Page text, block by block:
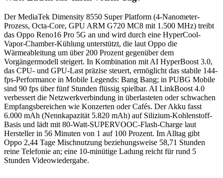
Der MediaTek Dimensity 8550 Super Platform (4-Nanometer-
Prozess, Octa-Core, GPU ARM G720 MC8 mit 1.500 MHz) treibt
das Oppo Reno16 Pro 5G an und wird durch eine HyperCool-
Vapor-Chamber-Kühlung unterstützt, die laut Oppo die
Wärmeableitung um über 200 Prozent gegenüber dem
Vorgängermodell steigert. In Kombination mit AI HyperBoost 3.0,
das CPU- und GPU-Last präzise steuert, ermöglicht das stabile 144-
fps-Performance in Mobile Legends: Bang Bang; in PUBG Mobile
sind 90 fps über fünf Stunden flüssig spielbar. AI LinkBoost 4.0
verbessert die Netzwerkverbindung in überlasteten oder schwachen
Empfangsbereichen wie Konzerten oder Cafés. Der Akku fasst
6.000 mAh (Nennkapazität 5.820 mAh) auf Silizium-Kohlenstoff-
Basis und lädt mit 80-Watt-SUPERVOOC-Flash-Charge laut
Hersteller in 56 Minuten von 1 auf 100 Prozent. Im Alltag gibt
Oppo 2,44 Tage Mischnutzung beziehungsweise 58,71 Stunden
reine Telefonie an; eine 10-minütige Ladung reicht für rund 5
Stunden Videowiedergabe.